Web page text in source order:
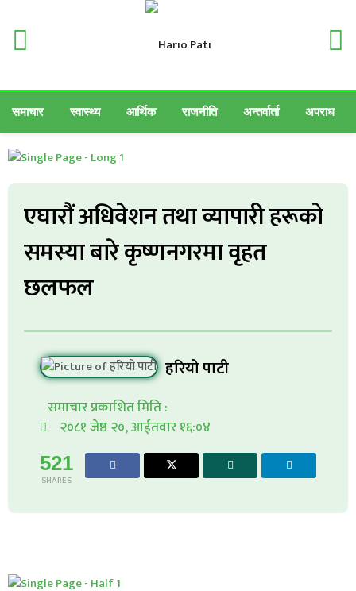
समाचार स्वास्थ्य आर्थिक राजनीति अन्तर्वार्ता अपराध
एघारौं अधिवेशन तथा व्यापारी हरूको
समस्या बारे कृष्णनगरमा वृहत
छलफल
हरियो पाटी
समाचार प्रकाशित मिति :
२०८१ जेष्ठ २०, आईतवार १६:०४
521
SHARES